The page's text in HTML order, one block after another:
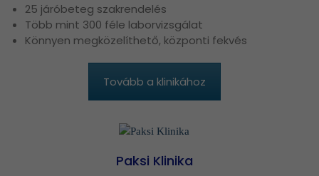
25 járóbeteg szakrendelés
Több mint 300 féle laborvizsgálat
Könnyen megközelíthető, központi fekvés
Tovább a klinikához
Paksi Klinika